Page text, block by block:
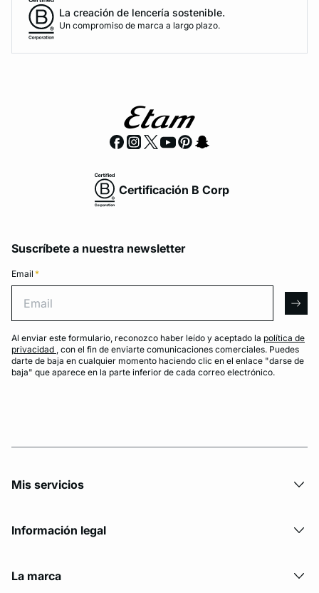
La creación de lencería sostenible.
Un compromiso de marca a largo plazo.
Certificación B Corp
Suscríbete a nuestra newsletter
Email *
Al enviar este formulario, reconozco haber leído y aceptado la política de
privacidad , con el fin de enviarte comunicaciones comerciales. Puedes
darte de baja en cualquier momento haciendo clic en el enlace "darse de
baja" que aparece en la parte inferior de cada correo electrónico.
Mis servicios
Información legal
La marca